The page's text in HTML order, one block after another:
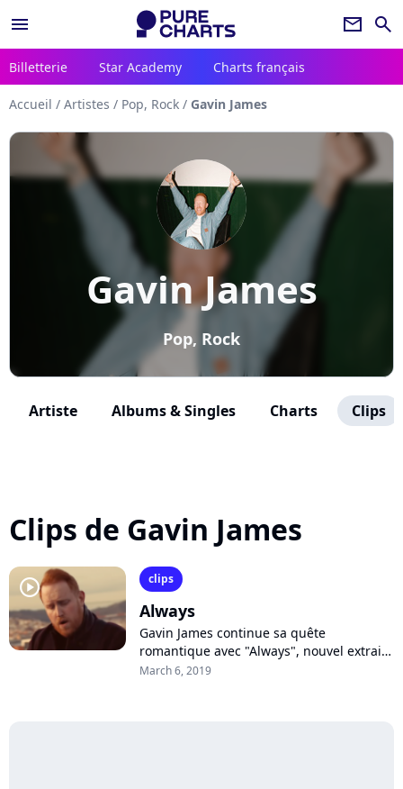
menu newsletter search
Billetterie Star Academy Charts français
Accueil / Artistes / Pop, Rock / Gavin James
Gavin James
Pop, Rock
Artiste Albums & Singles Charts Clips
Clips de Gavin James
player2 clips
Always
Gavin James continue sa quête
romantique avec "Always", nouvel extrait
de l'album "Only Ticket Home" revisité en
March 6, 2019